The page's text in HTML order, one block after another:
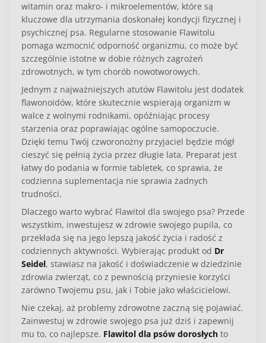
witamin oraz makro- i mikroelementów, które są
kluczowe dla utrzymania doskonałej kondycji fizycznej i
psychicznej psa. Regularne stosowanie Flawitolu
pomaga wzmocnić odporność organizmu, co może być
szczególnie istotne w dobie różnych zagrożeń
zdrowotnych, w tym chorób nowotworowych.
Jednym z najważniejszych atutów Flawitolu jest dodatek
flawonoidów, które skutecznie wspierają organizm w
walce z wolnymi rodnikami, opóźniając procesy
starzenia oraz poprawiając ogólne samopoczucie.
Dzięki temu Twój czworonożny przyjaciel będzie mógł
cieszyć się pełnią życia przez długie lata. Preparat jest
łatwy do podania w formie tabletek, co sprawia, że
codzienna suplementacja nie sprawia żadnych
trudności.
Dlaczego warto wybrać Flawitol dla swojego psa? Przede
wszystkim, inwestujesz w zdrowie swojego pupila, co
przekłada się na jego lepszą jakość życia i radość z
codziennych aktywności. Wybierając produkt od Dr
Seidel, stawiasz na jakość i doświadczenie w dziedzinie
zdrowia zwierząt, co z pewnością przyniesie korzyści
zarówno Twojemu psu, jak i Tobie jako właścicielowi.
Nie czekaj, aż problemy zdrowotne zaczną się pojawiać.
Zainwestuj w zdrowie swojego psa już dziś i zapewnij
mu to, co najlepsze. Flawitol dla psów dorosłych to